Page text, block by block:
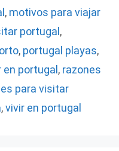
, motivos para viajar
portugal ,
, portugal playas,
portugal , razones
para visitar
,vivir en portugal